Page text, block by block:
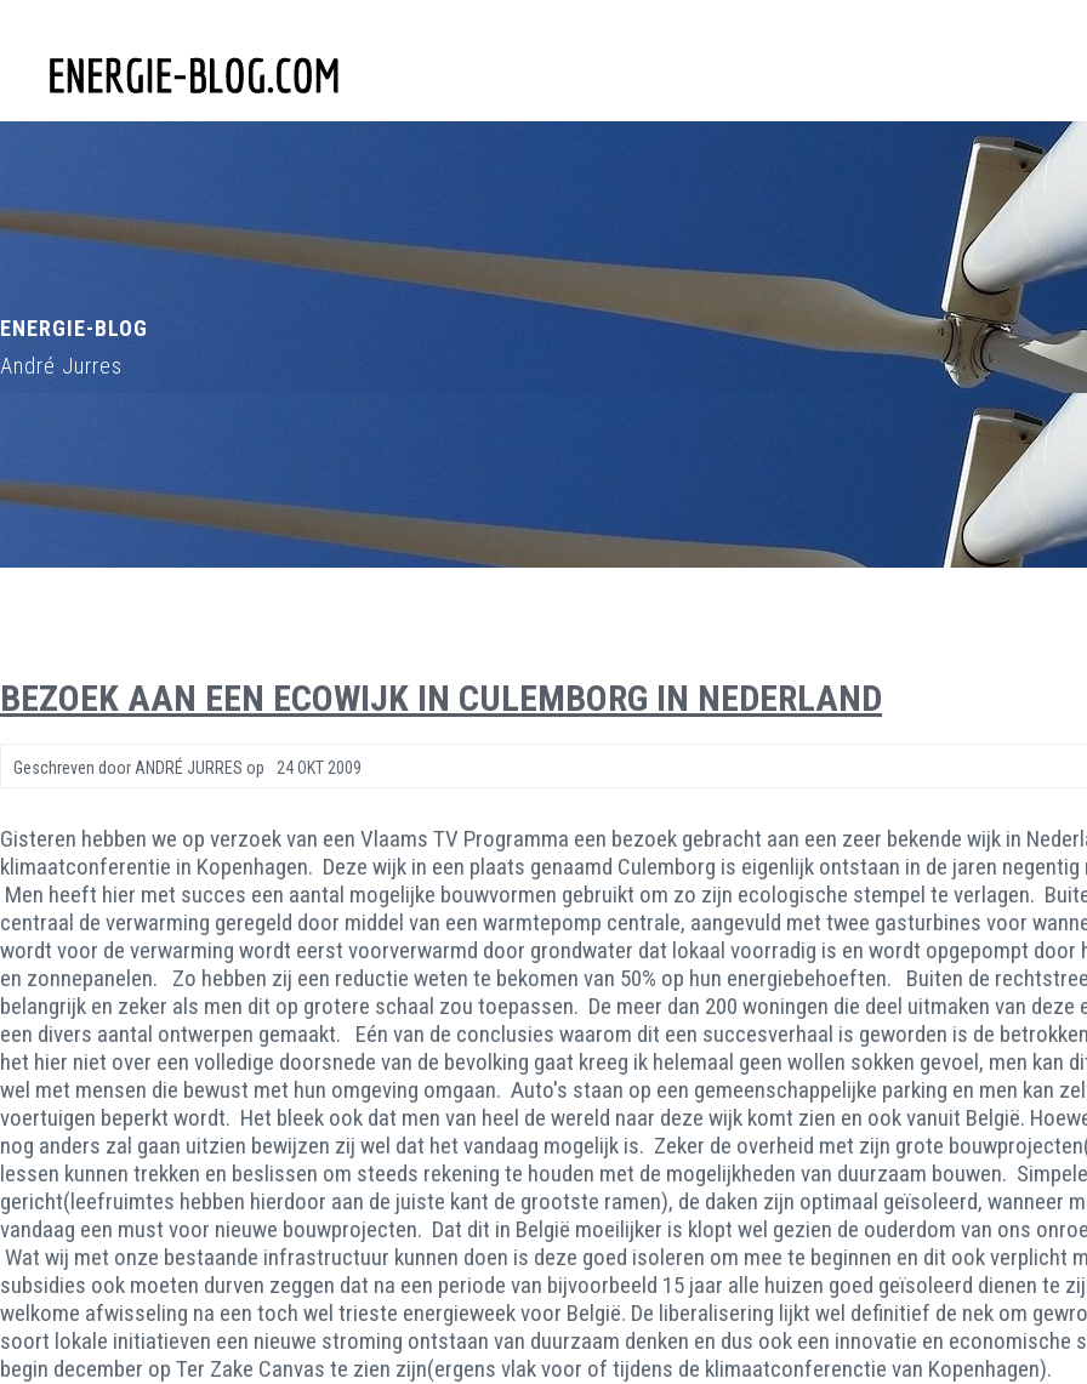
ENERGIE-BLOG
André Jurres
BEZOEK AAN EEN ECOWIJK IN CULEMBORG IN NEDERLAND
Geschreven door ANDRÉ JURRES op 24 OKT 2009
Gisteren hebben we op verzoek van een Vlaams TV Programma een bezoek gebracht aan een zeer bekende wijk in
klimaatconferentie in Kopenhagen. Deze wijk in een plaats genaamd Culemborg is eigenlijk ontstaan in de jaren
Men heeft hier met succes een aantal mogelijke bouwvormen gebruikt om zo zijn ecologische stempel te verlagen.
centraal de verwarming geregeld door middel van een warmtepomp centrale, aangevuld met twee gasturbines voor
wordt voor de verwarming wordt eerst voorverwarmd door grondwater dat lokaal voorradig is en wordt opgepompt
en zonnepanelen. Zo hebben zij een reductie weten te bekomen van 50% op hun energiebehoeften. Buiten de
belangrijk en zeker als men dit op grotere schaal zou toepassen. De meer dan 200 woningen die deel uitmaken van
een divers aantal ontwerpen gemaakt. Eén van de conclusies waarom dit een succesverhaal is geworden is de
het hier niet over een volledige doorsnede van de bevolking gaat kreeg ik helemaal geen wollen sokken gevoel, men kan
wel met mensen die bewust met hun omgeving omgaan. Auto's staan op een gemeenschappelijke parking en men kan
voertuigen beperkt wordt. Het bleek ook dat men van heel de wereld naar deze wijk komt zien en ook vanuit België.
nog anders zal gaan uitzien bewijzen zij wel dat het vandaag mogelijk is. Zeker de overheid met zijn grote
lessen kunnen trekken en beslissen om steeds rekening te houden met de mogelijkheden van duurzaam bouwen.
gericht(leefruimtes hebben hierdoor aan de juiste kant de grootste ramen), de daken zijn optimaal geïsoleerd, wanneer
vandaag een must voor nieuwe bouwprojecten. Dat dit in België moeilijker is klopt wel gezien de ouderdom van ons
Wat wij met onze bestaande infrastructuur kunnen doen is deze goed isoleren om mee te beginnen en dit ook verplicht
subsidies ook moeten durven zeggen dat na een periode van bijvoorbeeld 15 jaar alle huizen goed geïsoleerd dienen te
welkome afwisseling na een toch wel trieste energieweek voor België. De liberalisering lijkt wel definitief de nek om
soort lokale initiatieven een nieuwe stroming ontstaan van duurzaam denken en dus ook een innovatie en economische
begin december op Ter Zake Canvas te zien zijn(ergens vlak voor of tijdens de klimaatconferenctie van Kopenhagen).